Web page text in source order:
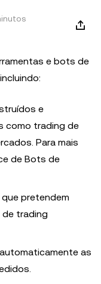
e bots de
e
como trading de
Para mais
de Bots de
pretendem
trading
as